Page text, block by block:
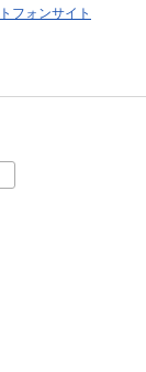
フォンサイト